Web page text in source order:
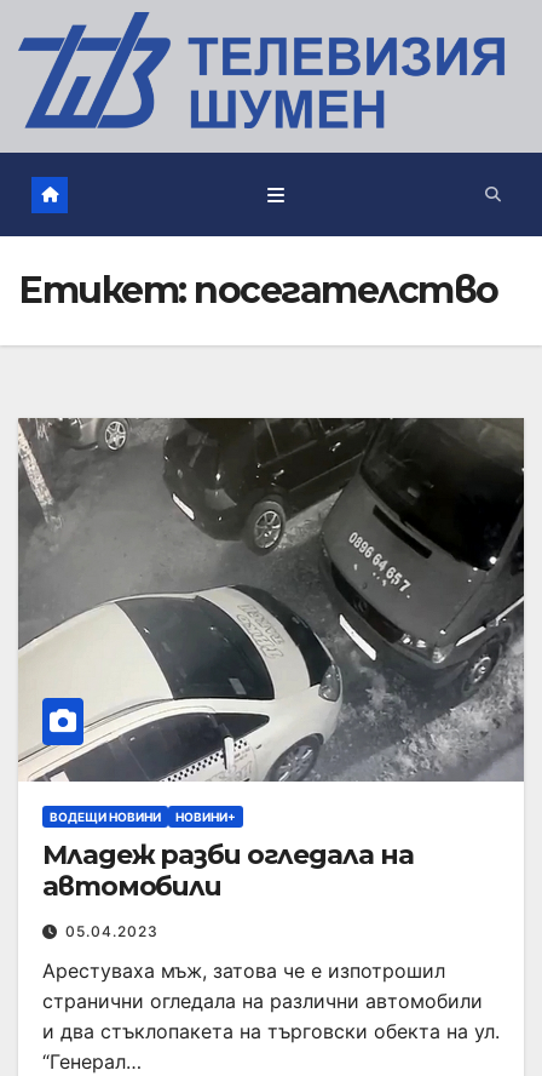
Етикет: посегателство
ВОДЕЩИ НОВИНИ НОВИНИ+
Младеж разби огледала на
автомобили
05.04.2023
Арестуваха мъж, затова че е изпотрошил
странични огледала на различни автомобили
и два стъклопакета на търговски обекта на ул.
“Генерал…